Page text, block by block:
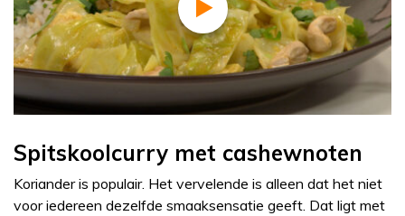
Spitskoolcurry met cashewnoten
Koriander is populair. Het vervelende is alleen dat het niet
voor iedereen dezelfde smaaksensatie geeft. Dat ligt met